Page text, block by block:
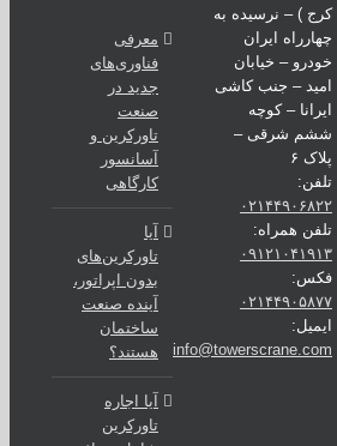
به
کاشی
–
فناوری‌های
جدید در
تاورکرین و
تاورکرین‌های
بدون اپراتور،
آینده صنعت
هستند؟
آیا اجاره